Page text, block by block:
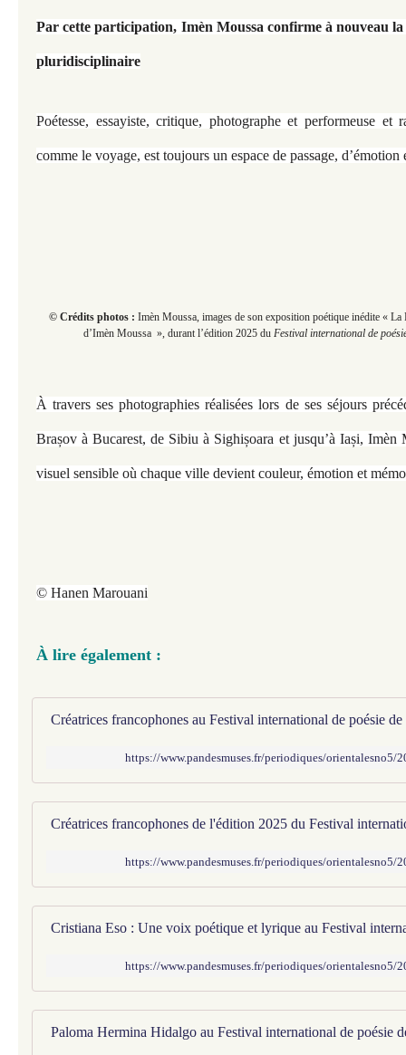
Par cette participation, Imèn Moussa confirme à nouveau
pluridisciplinaire
Poétesse, essayiste, critique, photographe et performeuse et
comme le voyage, est toujours un espace de passage, d’émotion
© Crédits photos : Imèn Moussa, images de son exposition poétique inédite « La
d’Imèn Moussa », durantl’édition 2025 du Festival international de
À travers ses photographies réalisées lors de ses séjours
Brașov à Bucarest, de Sibiu à Sighișoara et jusqu’à Iași, Imèn
visuel sensible où chaque ville devient couleur, émotion et
© Hanen Marouani
À lire également :
https://www.pandesmuses.fr/periodiques/orientalesno5/
https://www.pandesmuses.fr/periodiques/orientalesno5/
https://www.pandesmuses.fr/periodiques/orientalesno5/